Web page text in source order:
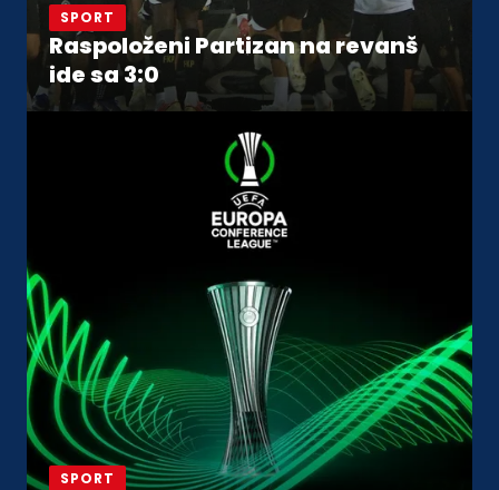
SPORT
Raspoloženi Partizan na revanš
ide sa 3:0
SPORT